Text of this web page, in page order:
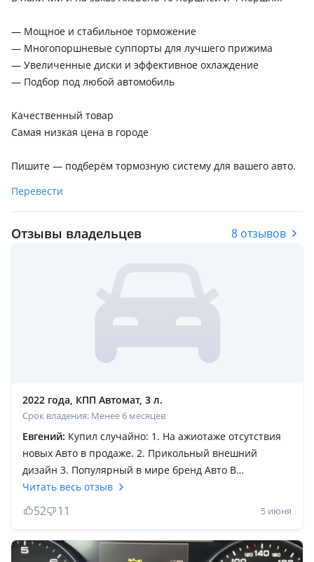
— Мощное и стабильное торможение
— Многопоршневые суппорты для лучшего прижима
— Увеличенные диски и эффективное охлаждение
— Подбор под любой автомобиль
Качественный товар
Самая низкая цена в городе
Пишите — подберём тормозную систему для вашего авто.
Перевести
Отзывы владельцев 8 отзывов
2022 года, КПП Автомат, 3 л.
Срок владения: Менее 6 месяцев
Евгений: Купил случайно: 1. На ажиотаже отсутствия
новых Авто в продаже. 2. Прикольный внешний
дизайн 3. Популярный в мире бренд Авто В
эксплуатации сравнивал с Бмв х6 и Мерседес Gle
coupe. Машина классная очень: 1. Работа ассистента
водителя 2. Подруливание задних колёс. 3.
Просторный салон 4. Удобная посадка в салон. Но
многие мелочи в пользу бмв и мерса: 1. Ускорение с
Читать весь отзыв
52 11 5 июня